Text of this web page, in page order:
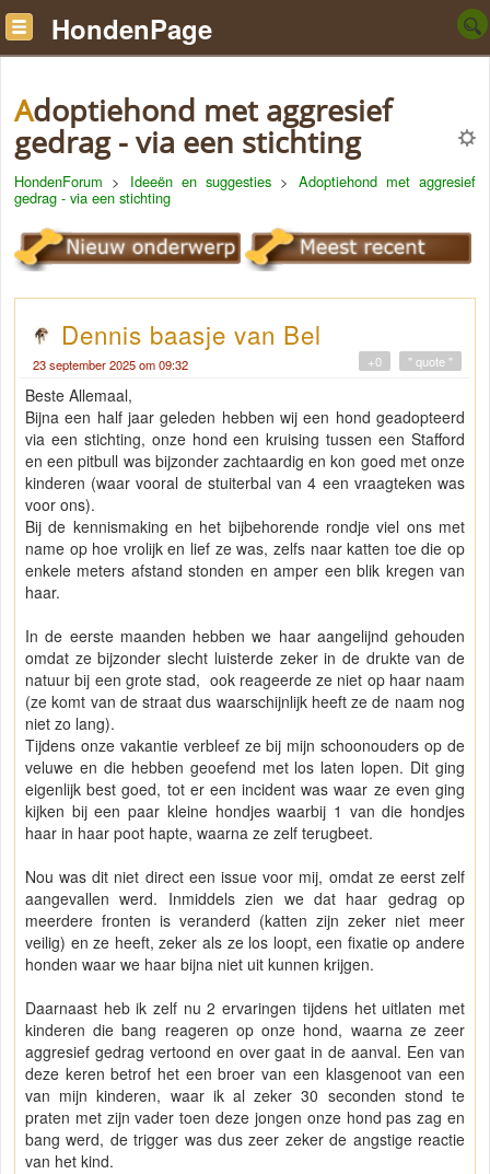
HondenPage
Adoptiehond met aggresief
gedrag - via een stichting
HondenForum > Ideeën en suggesties > Adoptiehond met aggresief
gedrag - via een stichting
Dennis baasje van Bel
23 september 2025 om 09:32 " quote "
+0
Beste Allemaal,
Bijna een half jaar geleden hebben wij een hond geadopteerd
via een stichting, onze hond een kruising tussen een Stafford
en een pitbull was bijzonder zachtaardig en kon goed met onze
kinderen (waar vooral de stuiterbal van 4 een vraagteken was
voor ons).
Bij de kennismaking en het bijbehorende rondje viel ons met
name op hoe vrolijk en lief ze was, zelfs naar katten toe die op
enkele meters afstand stonden en amper een blik kregen van
haar.
In de eerste maanden hebben we haar aangelijnd gehouden
omdat ze bijzonder slecht luisterde zeker in de drukte van de
natuur bij een grote stad, ook reageerde ze niet op haar naam
(ze komt van de straat dus waarschijnlijk heeft ze de naam nog
niet zo lang).
Tijdens onze vakantie verbleef ze bij mijn schoonouders op de
veluwe en die hebben geoefend met los laten lopen. Dit ging
eigenlijk best goed, tot er een incident was waar ze even ging
kijken bij een paar kleine hondjes waarbij 1 van die hondjes
haar in haar poot hapte, waarna ze zelf terugbeet.
Nou was dit niet direct een issue voor mij, omdat ze eerst zelf
aangevallen werd. Inmiddels zien we dat haar gedrag op
meerdere fronten is veranderd (katten zijn zeker niet meer
veilig) en ze heeft, zeker als ze los loopt, een fixatie op andere
honden waar we haar bijna niet uit kunnen krijgen.
Daarnaast heb ik zelf nu 2 ervaringen tijdens het uitlaten met
kinderen die bang reageren op onze hond, waarna ze zeer
aggresief gedrag vertoond en over gaat in de aanval. Een van
deze keren betrof het een broer van een klasgenoot van een
van mijn kinderen, waar ik al zeker 30 seconden stond te
praten met zijn vader toen deze jongen onze hond pas zag en
bang werd, de trigger was dus zeer zeker de angstige reactie
van het kind.